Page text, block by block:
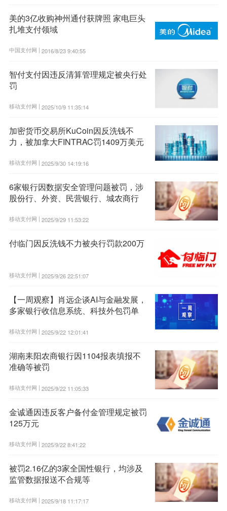
美的3亿收购神州通付获牌照 家电巨头
扎堆支付领域
中国支付网 | 2016/8/23 9:40:55
智付支付因违反清算管理规定被央行处
罚
移动支付网 | 2025/10/9 11:35:14
加密货币交易所KuCoin因反洗钱不
力，被加拿大FINTRAC罚1409万美元
移动支付网 | 2025/9/30 14:19:16
6家银行因数据安全管理问题被罚，涉
股份行、外资、民营银行、城农商行
移动支付网 | 2025/9/29 11:53:22
付临门因反洗钱不力被央行罚款200万
移动支付网 | 2025/9/26 22:51:07
【一周观察】肖远企谈AI与金融发展，
多家银行收信息系统、科技外包罚单
移动支付网 | 2025/9/22 12:01:41
湖南耒阳农商银行因1104报表填报不
准确等被罚
移动支付网 | 2025/9/22 11:05:33
金诚通因违反客户备付金管理规定被罚
125万元
移动支付网 | 2025/9/22 8:41:22
被罚2.16亿的3家全国性银行，均涉及
监管数据报送不合规等
移动支付网 | 2025/9/18 11:17:17